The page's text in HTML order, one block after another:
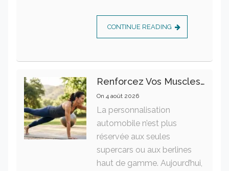
CONTINUE READING
Renforcez Vos Muscles Profonds Pour Apaiser Votre Mal De Dos
On 4 août 2026
La personnalisation
automobile n’est plus
réservée aux seules
supercars ou aux berlines
haut de gamme. Aujourd’hui,